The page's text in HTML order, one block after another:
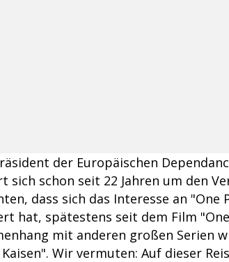
der Europäischen
sich schon seit 22 Jahren um den
dass sich das Interesse an
hat, spätestens seit dem Film
mit anderen großen Serien
Wir vermuten: Auf dieser